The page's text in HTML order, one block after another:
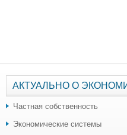
АКТУАЛЬНО О
Частная собственность
Экономические системы